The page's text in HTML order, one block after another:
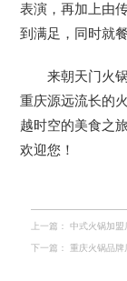
表演，再加上由
到满足，同时就
来朝天门火
重庆源远流长的
越时空的美食之
欢迎您！
上一篇： 中式火锅加盟
下一篇： 重庆火锅品牌